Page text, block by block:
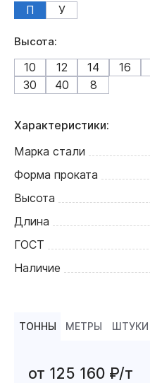
П У
Высота:
10 12 14 16
30
40 8
Характеристики:
Марка стали
Форма проката
Высота
Длина
ГОСТ
Наличие
ТОННЫ МЕТРЫ ШТУКИ
от 125 160 ₽/т